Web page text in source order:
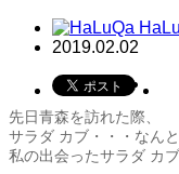
2019.02.02
先日青森を訪れた際、
サラダ カブ・・・なん
私の出会ったサラダ カ